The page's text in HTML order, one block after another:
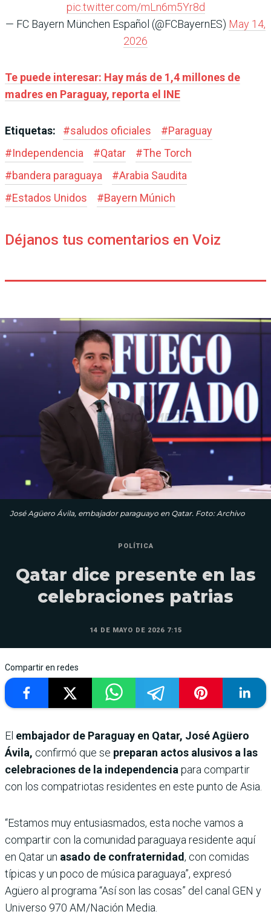
pic.twitter.com/mLn6m5Yr8d
— FC Bayern München Español (@FCBayernES) May 14,
2026
Te puede interesar: Hay más de 1,4 millones de
madres en Paraguay, reporta el INE
Etiquetas: #saludos oficiales #Paraguay
#Independencia #Qatar #The Torch
#bandera paraguaya #Arabia Saudita
#Estados Unidos #Bayern Múnich
Déjanos tus comentarios en Voiz
José Agüero Ávila, embajador paraguayo en Qatar. Foto: Archivo
POLÍTICA
Qatar dice presente en las
celebraciones patrias
14 DE MAYO DE 2026 7:15
Compartir en redes
El embajador de Paraguay en Qatar, José Agüero
Ávila, confirmó que se preparan actos alusivos a las
celebraciones de la independenciapara compartir
con los compatriotas residentes en este punto de Asia.
“Estamos muy entusiasmados, esta noche vamos a
compartir con la comunidad paraguaya residente aquí
en Qatar un asado de confraternidad, con comidas
típicas y un poco de música paraguaya”, expresó
Agüero al programa “Así son las cosas” del canal GEN y
Universo 970 AM/Nación Media.